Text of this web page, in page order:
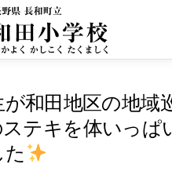
が和田地区の地域
テキを体いっぱ
た